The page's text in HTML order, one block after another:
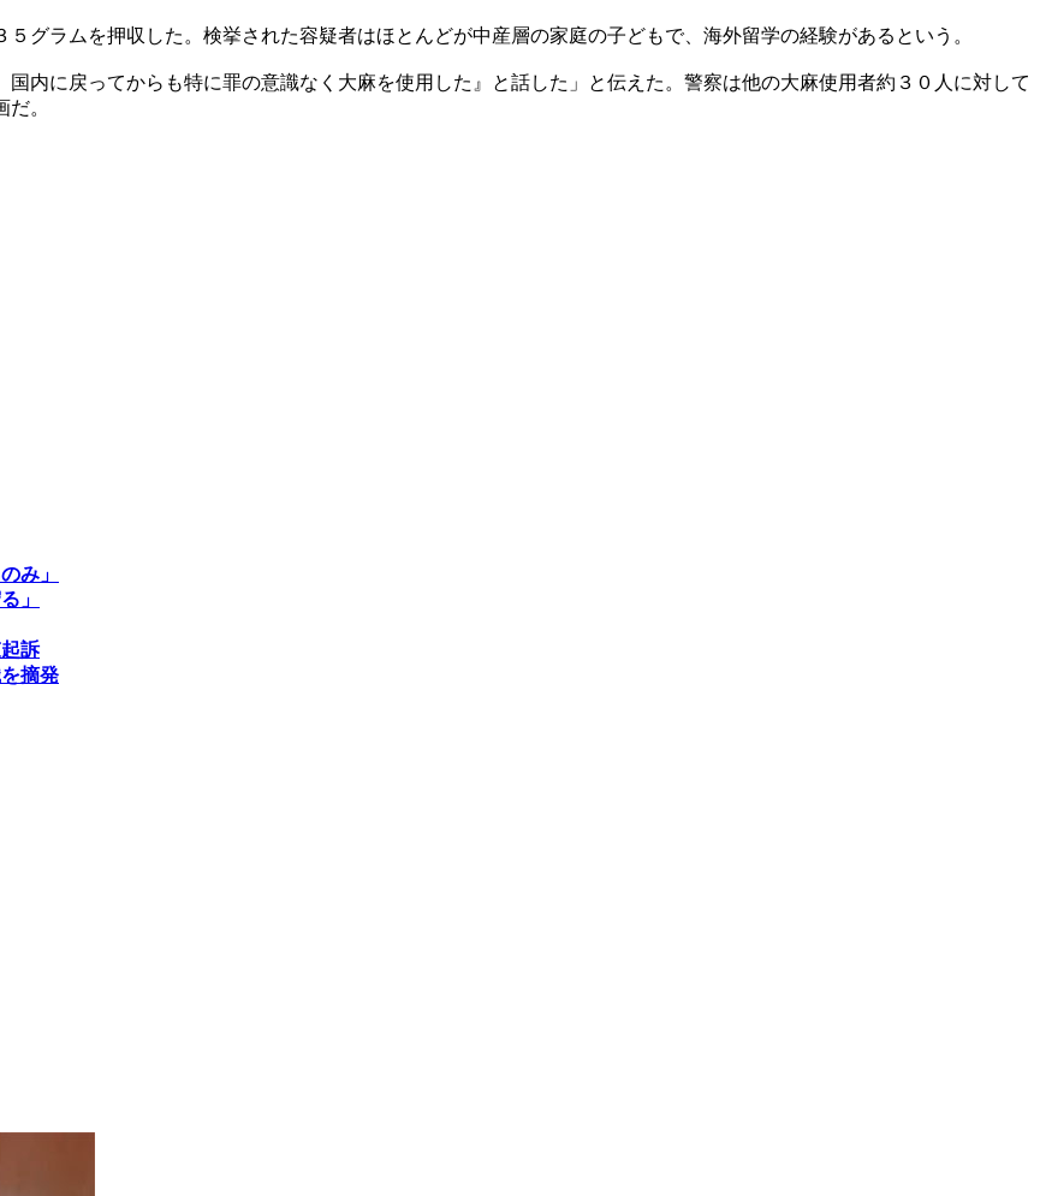
グラムを押収した。検挙された容疑者はほとんどが中産層の家庭の子どもで、海外留学の経験があるという。
内に戻ってからも特に罪の意識なく大麻を使用した』と話した」と伝えた。警察は他の大麻使用者約３０人に対して
。
み」
」
訴
摘発